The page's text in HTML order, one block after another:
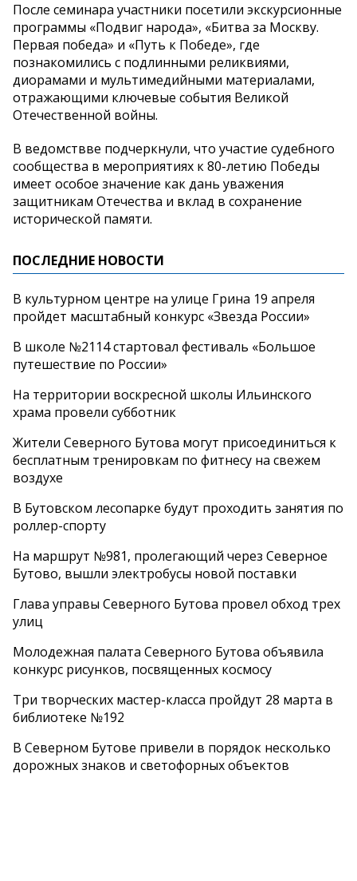
После семинара участники посетили экскурсионные
программы «Подвиг народа», «Битва за Москву.
Первая победа» и «Путь к Победе», где
познакомились с подлинными реликвиями,
диорамами и мультимедийными материалами,
отражающими ключевые события Великой
Отечественной войны.
В ведомствве подчеркнули, что участие судебного
сообщества в мероприятиях к 80-летию Победы
имеет особое значение как дань уважения
защитникам Отечества и вклад в сохранение
исторической памяти.
ПОСЛЕДНИЕ НОВОСТИ
В культурном центре на улице Грина 19 апреля
пройдет масштабный конкурс «Звезда России»
В школе №2114 стартовал фестиваль «Большое
путешествие по России»
На территории воскресной школы Ильинского
храма провели субботник
Жители Северного Бутова могут присоединиться к
бесплатным тренировкам по фитнесу на свежем
воздухе
В Бутовском лесопарке будут проходить занятия по
роллер-спорту
На маршрут №981, пролегающий через Северное
Бутово, вышли электробусы новой поставки
Глава управы Северного Бутова провел обход трех
улиц
Молодежная палата Северного Бутова объявила
конкурс рисунков, посвященных космосу
Три творческих мастер-класса пройдут 28 марта в
библиотеке №192
В Северном Бутове привели в порядок несколько
дорожных знаков и светофорных объектов